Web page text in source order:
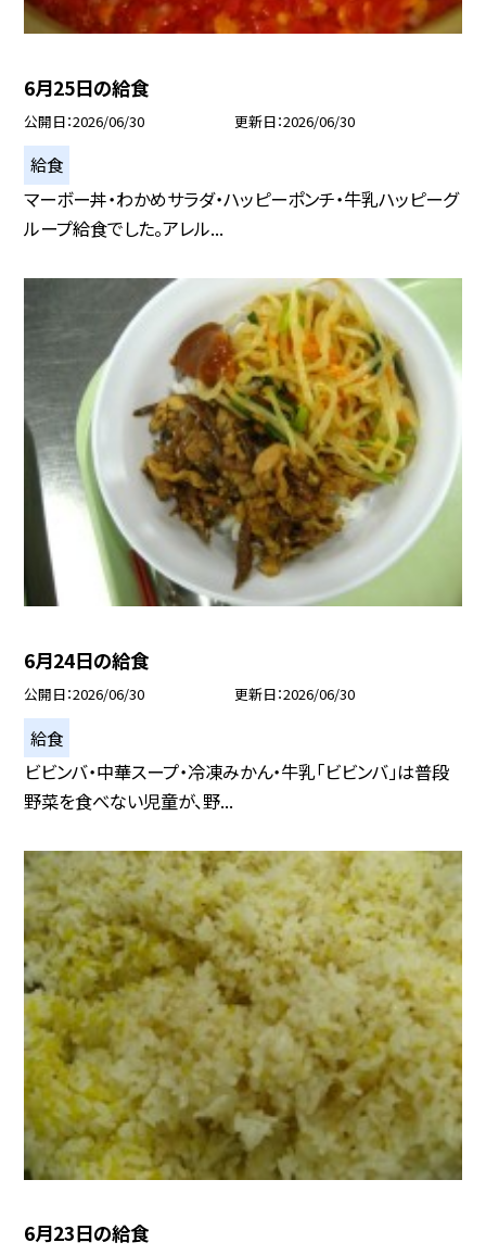
6月25日の給食
公開日 2026/06/30 更新日 2026/06/30
給食
マーボー丼・わかめサラダ・ハッピーポンチ・牛乳ハッピーグ
ループ給食でした。アレル...
6月24日の給食
公開日 2026/06/30 更新日 2026/06/30
給食
ビビンバ・中華スープ・冷凍みかん・牛乳「ビビンバ」は普段
野菜を食べない児童が、野...
6月23日の給食